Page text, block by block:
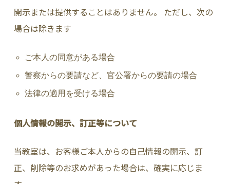
開示または提供することはありません。 ただし、次の
場合は除きます
ご本人の同意がある場合
警察からの要請など、官公署からの要請の場合
法律の適用を受ける場合
個人情報の開示、訂正等について
当教室は、お客様ご本人からの自己情報の開示、訂
正、削除等のお求めがあった場合は、確実に応じま